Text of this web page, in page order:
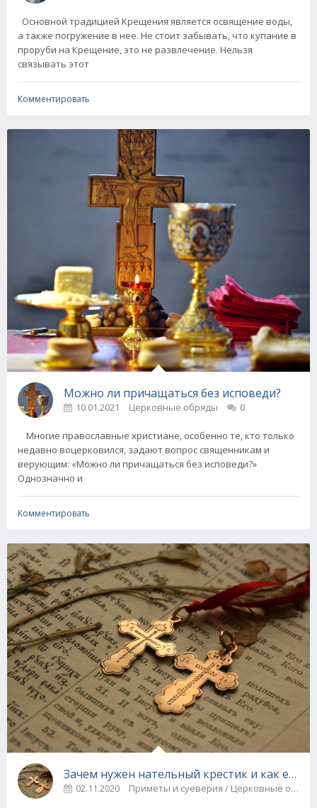
Основной традицией Крещения является освящение воды,
а также погружение в нее. Не стоит забывать, что купание в
проруби на Крещение, это не развлечение. Нельзя
связывать этот
Комментировать
Можно ли причащаться без исповеди?
10.01.2021 Церковные обряды 0
Многие православные христиане, особенно те, кто только
недавно воцерковился, задают вопрос священникам и
верующим: «Можно ли причащаться без исповеди?»
Однозначно и
Комментировать
Зачем нужен нательный крестик и как его
02.11.2020 Приметы и суеверия / Церковные